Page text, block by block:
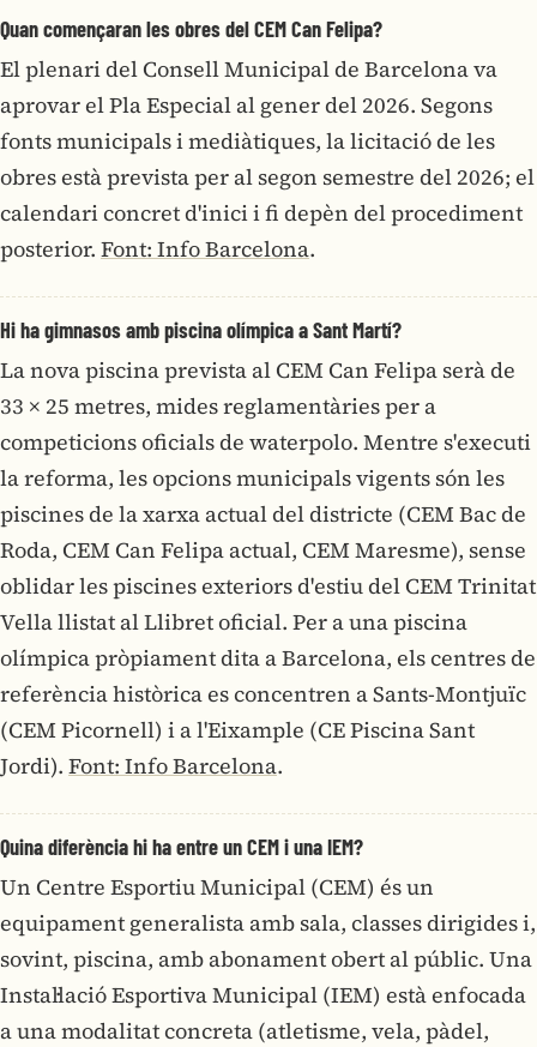
Quan començaran les obres del CEM Can Felipa?
El plenari del Consell Municipal de Barcelona va
aprovar el Pla Especial al gener del 2026. Segons
fonts municipals i mediàtiques, la licitació de les
obres està prevista per al segon semestre del 2026; el
calendari concret d'inici i fi depèn del procediment
posterior. Font: Info Barcelona.
Hi ha gimnasos amb piscina olímpica a Sant Martí?
La nova piscina prevista al CEM Can Felipa serà de
33 × 25 metres, mides reglamentàries per a
competicions oficials de waterpolo. Mentre s'executi
la reforma, les opcions municipals vigents són les
piscines de la xarxa actual del districte (CEM Bac de
Roda, CEM Can Felipa actual, CEM Maresme), sense
oblidar les piscines exteriors d'estiu del CEM Trinitat
Vella llistat al Llibret oficial. Per a una piscina
olímpica pròpiament dita a Barcelona, els centres de
referència històrica es concentren a Sants-Montjuïc
(CEM Picornell) i a l'Eixample (CE Piscina Sant
Jordi). Font: Info Barcelona.
Quina diferència hi ha entre un CEM i una IEM?
Un Centre Esportiu Municipal (CEM) és un
equipament generalista amb sala, classes dirigides i,
sovint, piscina, amb abonament obert al públic. Una
Instal·lació Esportiva Municipal (IEM) està enfocada
a una modalitat concreta (atletisme, vela, pàdel,